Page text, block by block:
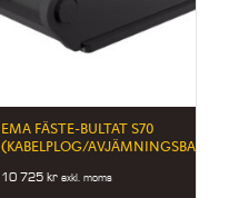
EMA FÄSTE-BULTAT S70
(KABELPLOG/AVJÄMNINGSBALK)
10 725 kr exkl. moms